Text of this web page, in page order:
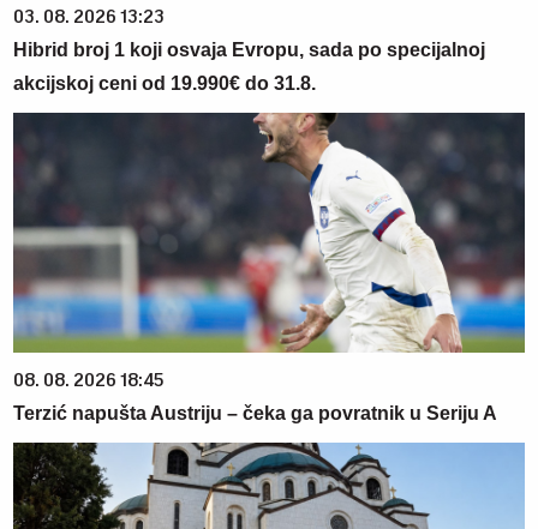
03. 08. 2026 13:23
Hibrid broj 1 koji osvaja Evropu, sada po specijalnoj
akcijskoj ceni od 19.990€ do 31.8.
08. 08. 2026 18:45
Terzić napušta Austriju – čeka ga povratnik u Seriju A